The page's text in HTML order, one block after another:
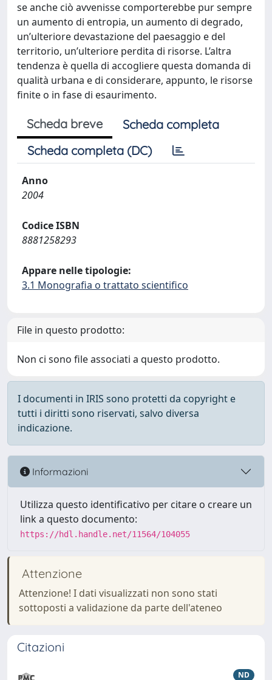
se anche ciò avvenisse comporterebbe pur sempre
un aumento di entropia, un aumento di degrado,
un’ulteriore devastazione del paesaggio e del
territorio, un’ulteriore perdita di risorse. L’altra
tendenza è quella di accogliere questa domanda di
qualità urbana e di considerare, appunto, le risorse
finite o in fase di esaurimento.
Scheda breve
Scheda completa
Scheda completa (DC)
Anno
2004
Codice ISBN
8881258293
Appare nelle tipologie:
3.1 Monografia o trattato scientifico
File in questo prodotto:
Non ci sono file associati a questo prodotto.
I documenti in IRIS sono protetti da copyright e
tutti i diritti sono riservati, salvo diversa
indicazione.
Informazioni
Utilizza questo identificativo per citare o creare un
link a questo documento:
https://hdl.handle.net/11564/104055
Attenzione
Attenzione! I dati visualizzati non sono stati
sottoposti a validazione da parte dell'ateneo
Citazioni
ND